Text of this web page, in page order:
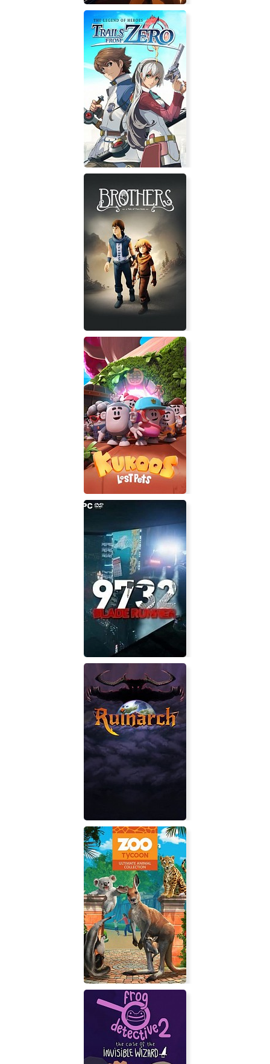
Fears of Glasses o-o World War
The Legend of Heroes: Trails from
Zero
Brothers - A Tale of Two Sons
Kukoos: Lost Pets
Blade Runner 9732
Ruinarch